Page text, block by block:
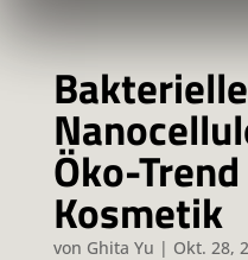
Bakterielle
Öko-
Kosmetik
von Ghita Yu | Okt. 28,